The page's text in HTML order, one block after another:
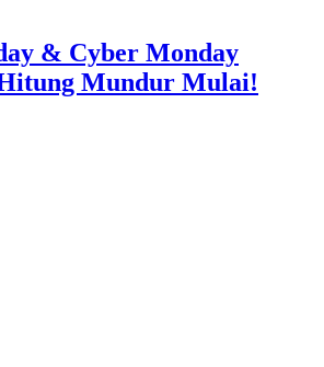
& Cyber ​​Monday
Mundur Mulai!